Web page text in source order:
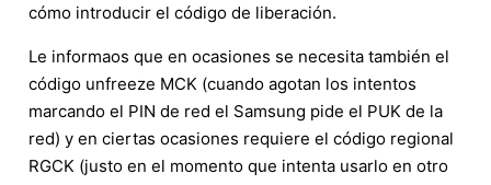
cómo introducir el código de liberación.
Le informaos que en ocasiones se necesita también el
código unfreeze MCK (cuando agotan los intentos
marcando el PIN de red el Samsung pide el PUK de la
red) y en ciertas ocasiones requiere el código regional
RGCK (justo en el momento que intenta usarlo en otro